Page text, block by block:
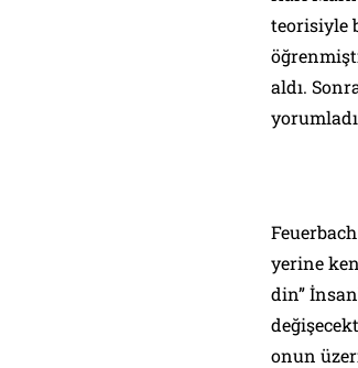
teorisiyle
aldı.
yerine
din”
onun